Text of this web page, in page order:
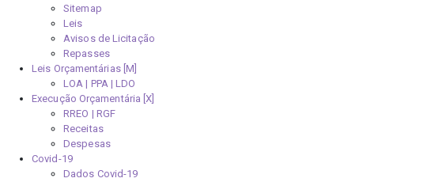
Sitemap
Leis
Avisos de Licitação
Repasses
Leis Orçamentárias [M]
LOA | PPA | LDO
Execução Orçamentária [X]
RREO | RGF
Receitas
Despesas
Covid-19
Dados Covid-19